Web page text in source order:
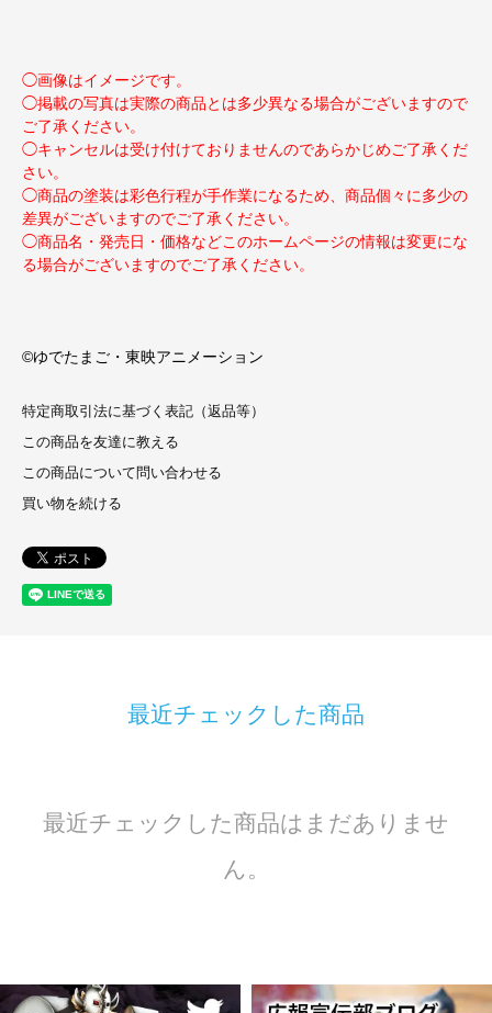
◯画像はイメージです。
◯掲載の写真は実際の商品とは多少異なる場合がございますので
ご了承ください。
◯キャンセルは受け付けておりませんのであらかじめご了承くだ
さい。
◯商品の塗装は彩色行程が手作業になるため、商品個々に多少の
差異がございますのでご了承ください。
◯商品名・発売日・価格などこのホームページの情報は変更にな
る場合がございますのでご了承ください。
©ゆでたまご・東映アニメーション
特定商取引法に基づく表記（返品等）
この商品を友達に教える
この商品について問い合わせる
買い物を続ける
最近チェックした商品
最近チェックした商品はまだありませ
ん。